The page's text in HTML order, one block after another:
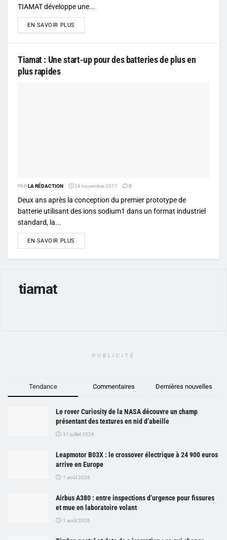
TIAMAT développe une...
EN SAVOIR PLUS
Tiamat : Une start-up pour des batteries de plus en
plus rapides
PARLA RÉDACTION 28 novembre 2017 0
Deux ans après la conception du premier prototype de
batterie utilisant des ions sodium1 dans un format industriel
standard, la...
EN SAVOIR PLUS
tiamat
PUBLICITÉ
Tendance Commentaires Dernières nouvelles
Le rover Curiosity de la NASA découvre un champ
présentant des textures en nid d’abeille
31 juillet 2026
Leapmotor B03X : le crossover électrique à 24 900 euros
arrive en Europe
1 août 2026
Airbus A380 : entre inspections d’urgence pour fissures
et mue en laboratoire volant
1 août 2026